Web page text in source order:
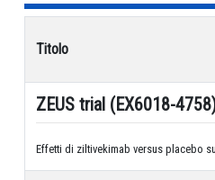
Titolo
ZEUS trial (EX6018-
Effetti di ziltivekimab versus placebo